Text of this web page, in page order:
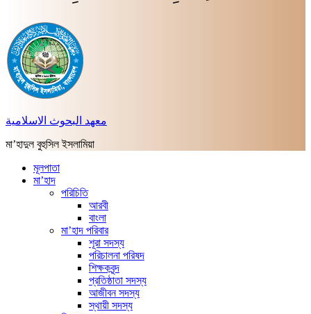
معهد البحوث الاسلامية
মা’হাদুল বুহুসিল ইসলামিয়া
মূলপাতা
মা’হাদ
পরিচিতি
আরবী
বাংলা
মা’হাদ পরিবার
শূরা সদস্য
পরিচালনা পরিষদ
শিক্ষকবৃন্দ
প্রতিষ্ঠাতা সদস্য
আজীবন সদস্য
স্থায়ী সদস্য